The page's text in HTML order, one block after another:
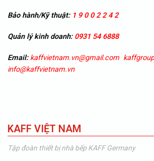
Bảo hành/Kỹ thuật: 1 9 0 0 2 2 4 2
Quản lý kinh doanh:0931 54 6888
Email: kaffvietnam.vn@gmail.com
info@kaffvietnam.vn
KAFF VIỆT NAM
Tập đoàn thiết bị nhà bếp KAFF Germany